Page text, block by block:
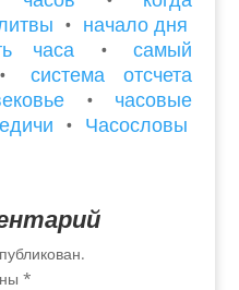
• начало дня
часа •
самый
система отсчета
•
часовые
• Часословы
*